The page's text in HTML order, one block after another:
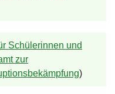
Schülerinnen und
zur
)